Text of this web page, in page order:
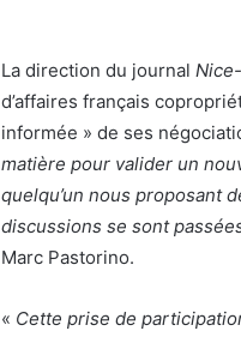
La direction du journal
d’affaires français
informée » de ses
matière pour valider un
quelqu’un nous proposant
discussions se sont
Marc Pastorino.
« Cette prise de